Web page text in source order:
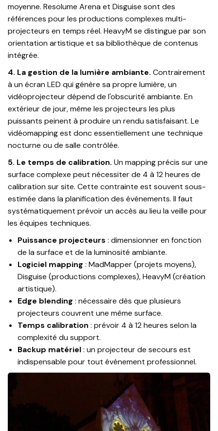
moyenne. Resolume Arena et Disguise sont des
références pour les productions complexes multi-
projecteurs en temps réel. HeavyM se distingue par son
orientation artistique et sa bibliothèque de contenus
intégrée.
4. La gestion de la lumière ambiante. Contrairement
à un écran LED qui génère sa propre lumière, un
vidéoprojecteur dépend de l'obscurité ambiante. En
extérieur de jour, même les projecteurs les plus
puissants peinent à produire un rendu satisfaisant. Le
vidéomapping est donc essentiellement une technique
nocturne ou de salle contrôlée.
5. Le temps de calibration. Un mapping précis sur une
surface complexe peut nécessiter de 4 à 12 heures de
calibration sur site. Cette contrainte est souvent sous-
estimée dans la planification des événements. Il faut
systématiquement prévoir un accès au lieu la veille pour
les équipes techniques.
Puissance projecteurs : dimensionner en fonction
de la surface et de la luminosité ambiante.
Logiciel mapping : MadMapper (projets moyens),
Disguise (productions complexes), HeavyM (création
artistique).
Edge blending : nécessaire dès que plusieurs
projecteurs couvrent une même surface.
Temps calibration : prévoir 4 à 12 heures selon la
complexité du support.
Backup matériel: un projecteur de secours est
indispensable pour tout événement professionnel.